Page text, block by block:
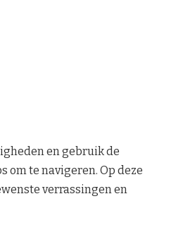
en gebruik de
om te navigeren. Op deze
verrassingen en